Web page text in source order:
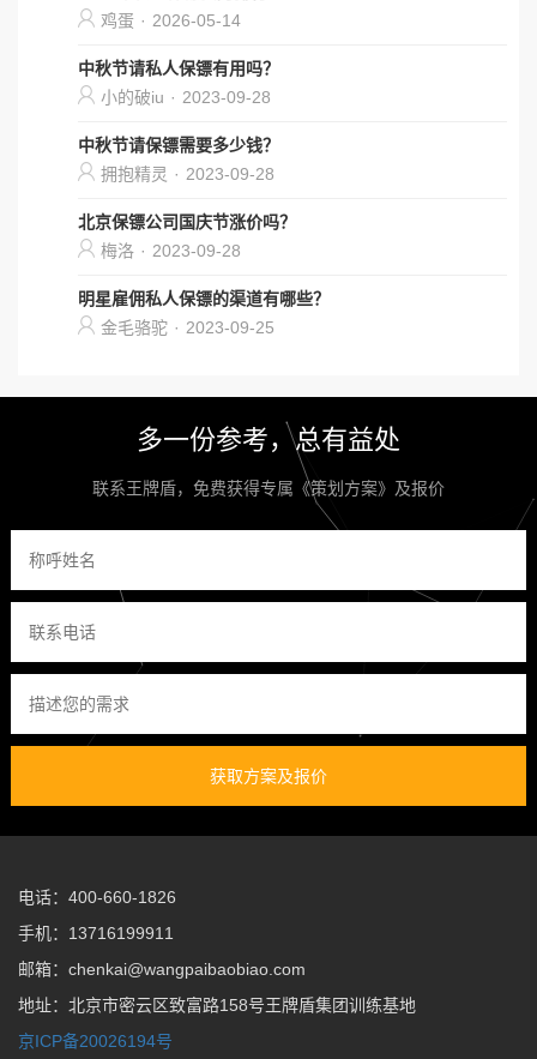
鸡蛋 · 2026-05-14
中秋节请私人保镖有用吗？
小的破iu · 2023-09-28
中秋节请保镖需要多少钱？
拥抱精灵 · 2023-09-28
北京保镖公司国庆节涨价吗？
梅洛 · 2023-09-28
明星雇佣私人保镖的渠道有哪些？
金毛骆驼 · 2023-09-25
多一份参考，总有益处
联系王牌盾，免费获得专属《策划方案》及报价
获取方案及报价
电话：400-660-1826
手机：13716199911
邮箱：chenkai@wangpaibaobiao.com
地址：北京市密云区致富路158号王牌盾集团训练基地
京ICP备20026194号